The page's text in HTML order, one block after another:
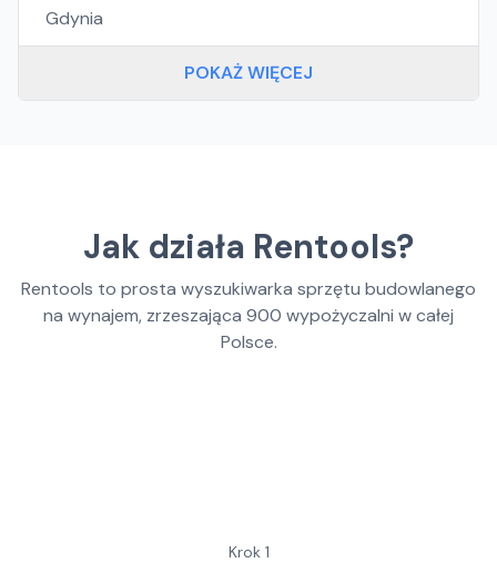
Gdynia
POKAŻ WIĘCEJ
Jak działa Rentools?
Rentools to prosta wyszukiwarka sprzętu budowlanego
na wynajem, zrzeszająca 900 wypożyczalni w całej
Polsce.
Krok 1